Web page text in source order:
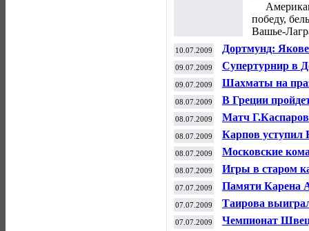
победу,
Вашье-
10.07.2009 Дортмунд:
09.07.2009 Супертурнир в
09.07.2009 Шахматы на
08.07.2009 В Греции
08.07.2009 Матч
08.07.2009
Карпов уступил
Сан-Себастьяне
08.07.2009
Московские
Волги»
08.07.2009 Игры в старом
07.07.2009 Памяти Карена
07.07.2009 Таирова
07.07.2009 Чемпионат